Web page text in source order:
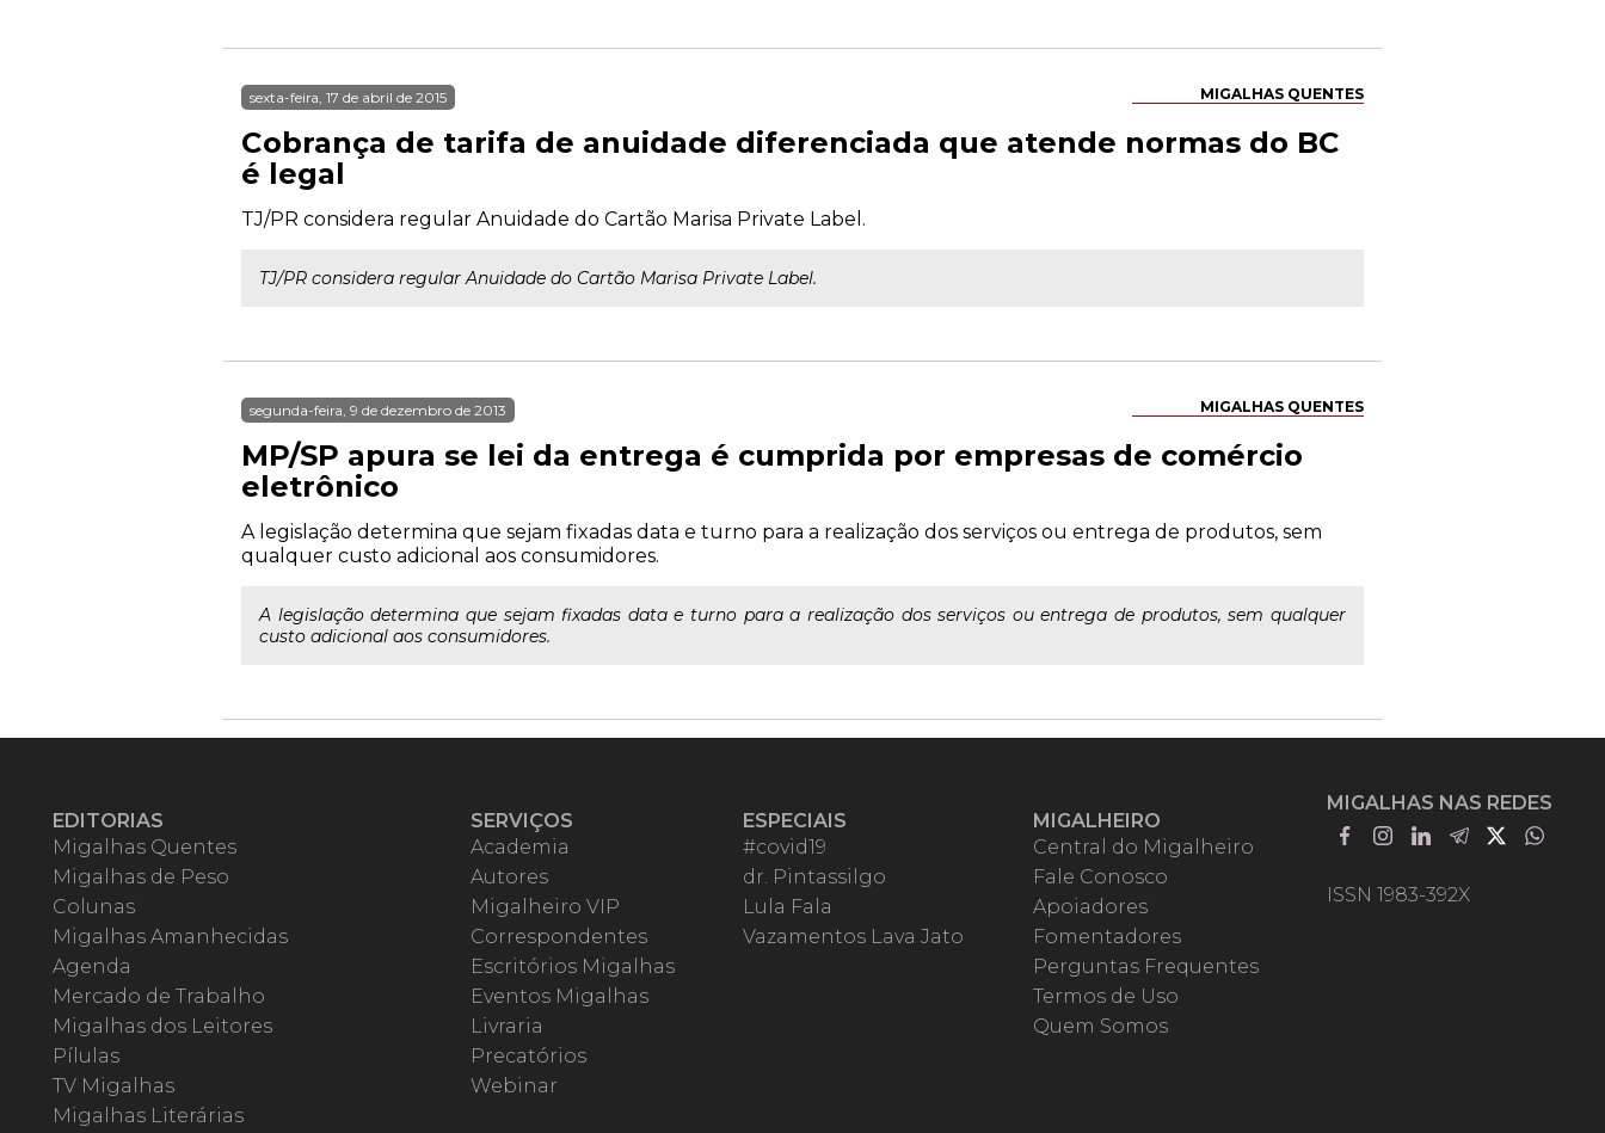
MIGALHAS QUENTES
sexta-feira, 17 de abril de 2015
Cobrança de tarifa de anuidade diferenciada que atende normas do BC
é legal
TJ/PR considera regular Anuidade do Cartão Marisa Private Label.
TJ/PR considera regular Anuidade do Cartão Marisa Private Label.
MIGALHAS QUENTES
segunda-feira, 9 de dezembro de 2013
MP/SP apura se lei da entrega é cumprida por empresas de comércio
eletrônico
A legislação determina que sejam fixadas data e turno para a realização dos serviços ou entrega de produtos, sem
qualquer custo adicional aos consumidores.
A legislação determina que sejam fixadas data e turno para a realização dos serviços ou entrega de produtos, sem qualquer
custo adicional aos consumidores.
EDITORIAS
Migalhas Quentes
Migalhas de Peso
Colunas
Migalhas Amanhecidas
Agenda
Mercado de Trabalho
Migalhas dos Leitores
Pílulas
TV Migalhas
Migalhas Literárias
SERVIÇOS
Academia
Autores
Migalheiro VIP
Correspondentes
Escritórios Migalhas
Eventos Migalhas
Livraria
Precatórios
Webinar
ESPECIAIS
#covid19
dr. Pintassilgo
Lula Fala
Vazamentos Lava Jato
MIGALHEIRO
Central do Migalheiro
Fale Conosco
Apoiadores
Fomentadores
Perguntas Frequentes
Termos de Uso
Quem Somos
MIGALHAS NAS REDES
ISSN 1983-392X